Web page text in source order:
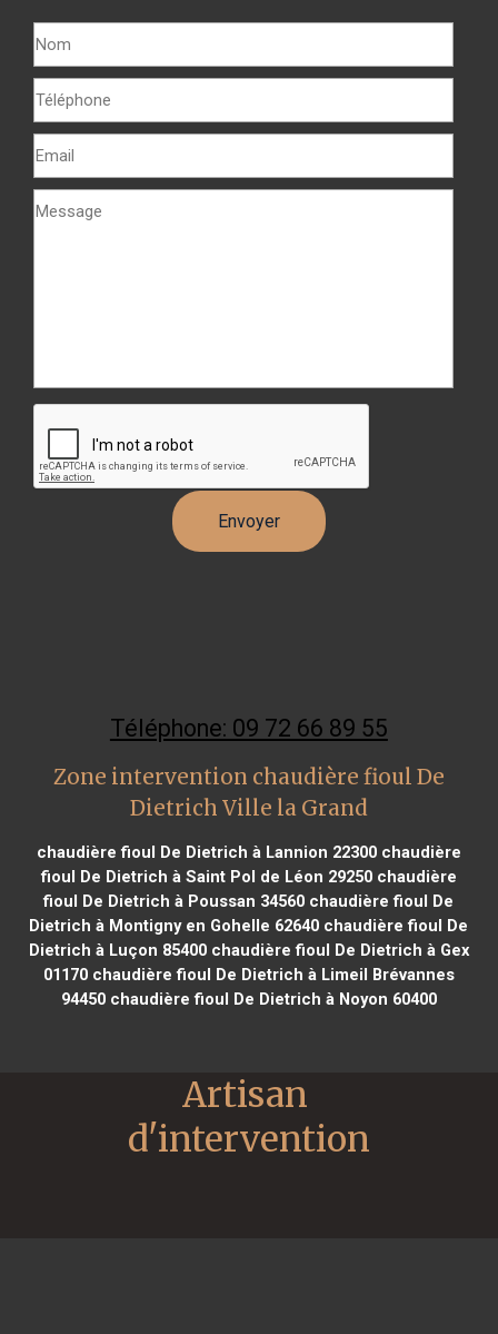
Téléphone: 09 72 66 89 55
Zone intervention chaudière fioul De
Dietrich Ville la Grand
chaudière fioul De Dietrich à Lannion 22300chaudière
fioul De Dietrich à Saint Pol de Léon 29250chaudière
fioul De Dietrich à Poussan 34560 chaudière fioul De
Dietrich à Montigny en Gohelle 62640 chaudière fioul De
Dietrich à Luçon 85400chaudière fioul De Dietrich à Gex
01170chaudière fioul De Dietrich à Limeil Brévannes
94450chaudière fioul De Dietrich à Noyon 60400
Artisan
d'intervention